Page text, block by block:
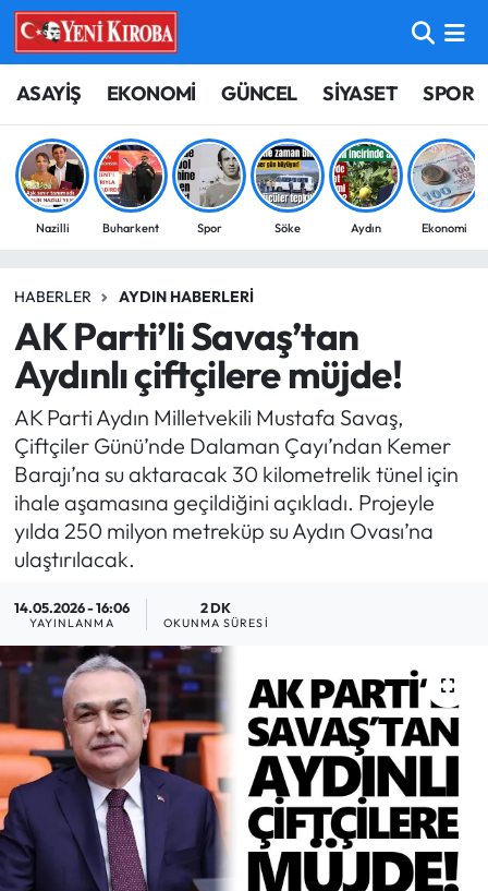
ASAYİŞ EKONOMİ GÜNCEL SİYASET SPOR
Nazilli Buharkent Spor Söke Aydın Ekonomi
HABERLER AYDIN HABERLERI
AK Parti’li Savaş’tan
Aydınlı çiftçilere müjde!
AK Parti Aydın Milletvekili Mustafa Savaş,
Çiftçiler Günü’nde Dalaman Çayı’ndan Kemer
Barajı’na su aktaracak 30 kilometrelik tünel için
ihale aşamasına geçildiğini açıkladı. Projeyle
yılda 250 milyon metreküp su Aydın Ovası’na
ulaştırılacak.
14.05.2026 - 16:06
YAYINLANMA
2 DK
OKUNMA SÜRESI
ASAYİŞ
BİLİM-TEKNOLOJİ
ÇEVRE
EĞİTİM
EKONOMİ
GÜNCEL
GÜNDEM
MAGAZİN
SPOR
TARIM
TURİZM
YAŞAM
Aydın Nöbetçi Eczaneler
Aydın Hava Durumu
Aydin Namaz Vakitleri
Süper Lig Puan Durumu ve Fikstür
Tüm Manşetler
Son Dakika Haberleri
Haber Arşivi